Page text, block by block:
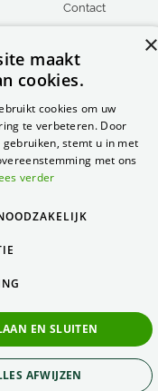
Contact
CONTACT
Peacock Garden Supports
Industrieweg 22
5688 DP Oirschot
Nederland
T.0499 57 40 80
Privacy Statement
Green Solutions
×
maakt
cookies.
cookies om uw
te verbeteren. Door
stemt u in met
met ons
verder
EN SLUITEN
AFWIJZEN